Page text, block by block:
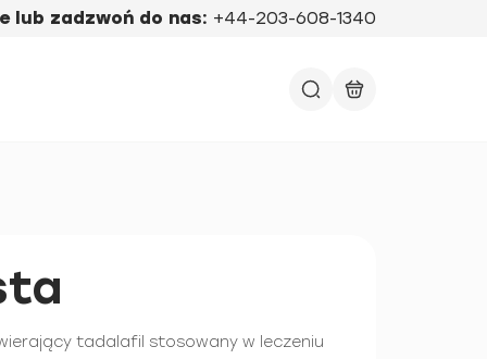
lub zadzwoń do nas: +44-203-608-1340
tadalafil stosowany w leczeniu